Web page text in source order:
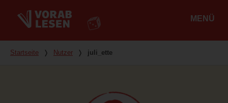
MENÜ
Du bist hier
Startseite ❭ Nutzer ❭ juli_ette